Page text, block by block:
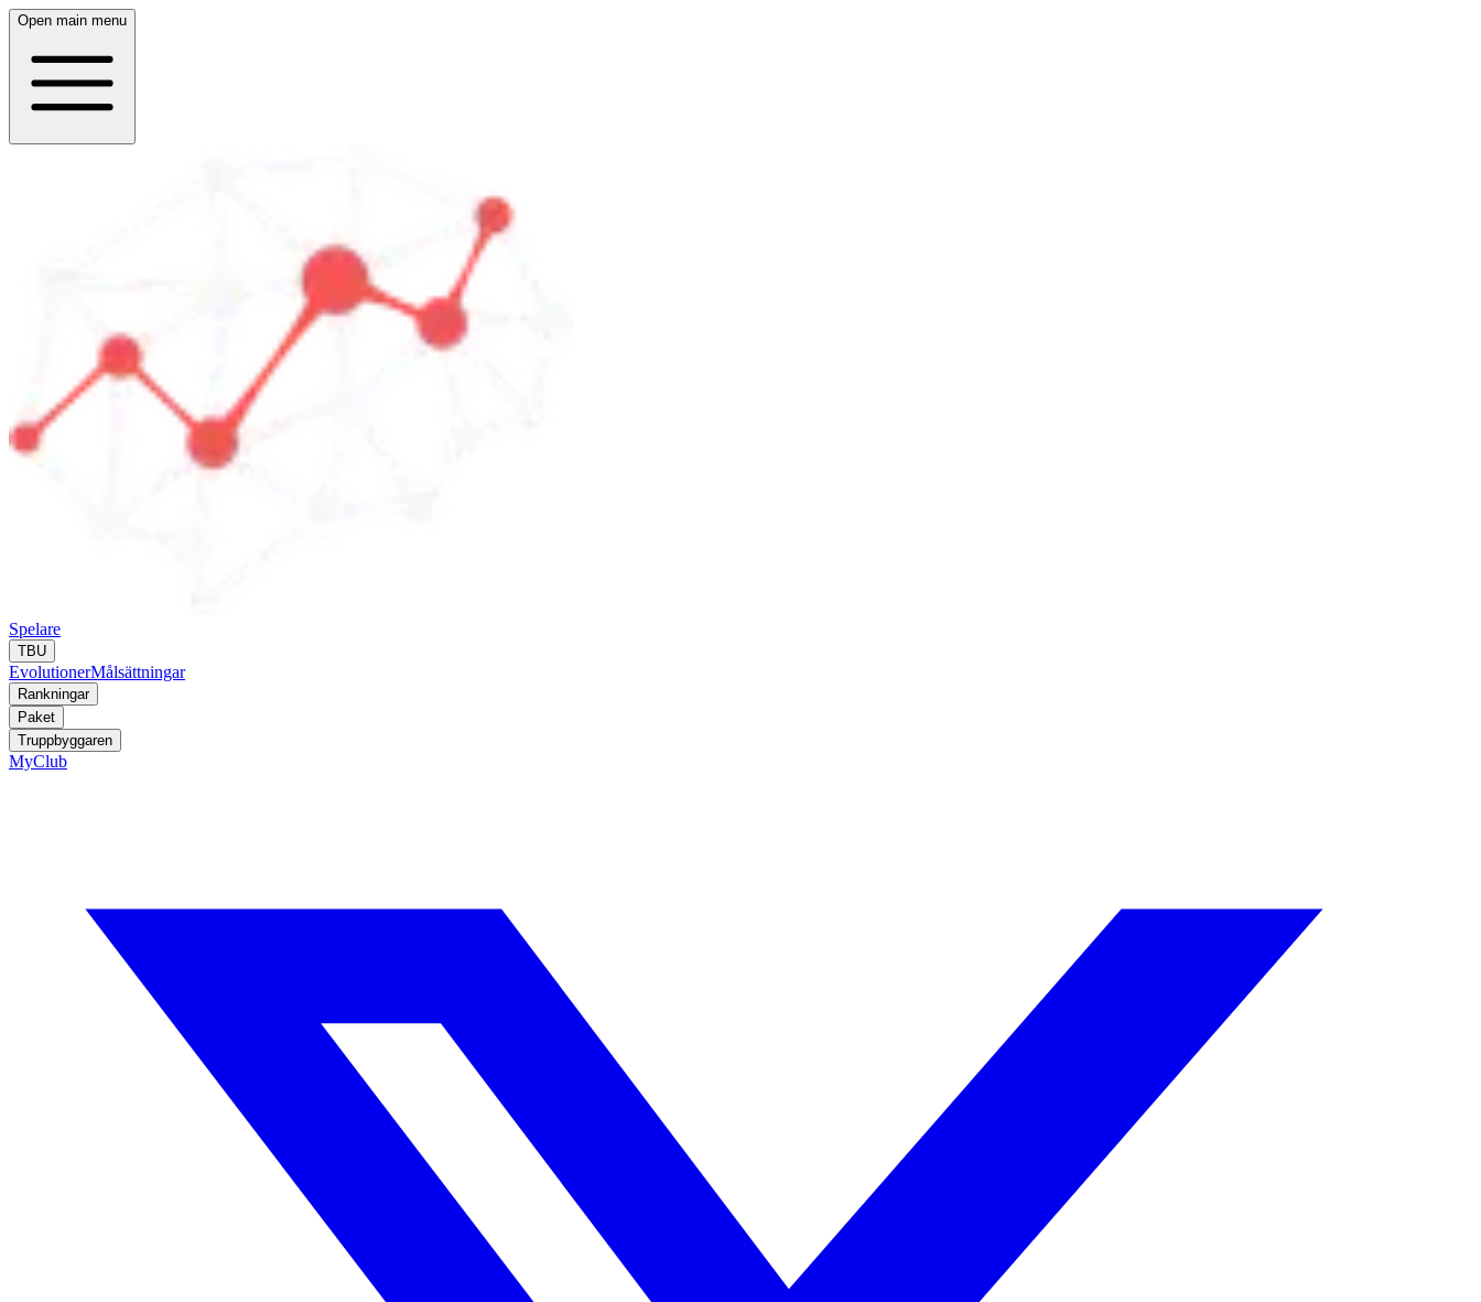
Open main menu
Spelare
TBU
EvolutionerMålsättningar
Rankningar
Paket
Truppbyggaren
MyClub